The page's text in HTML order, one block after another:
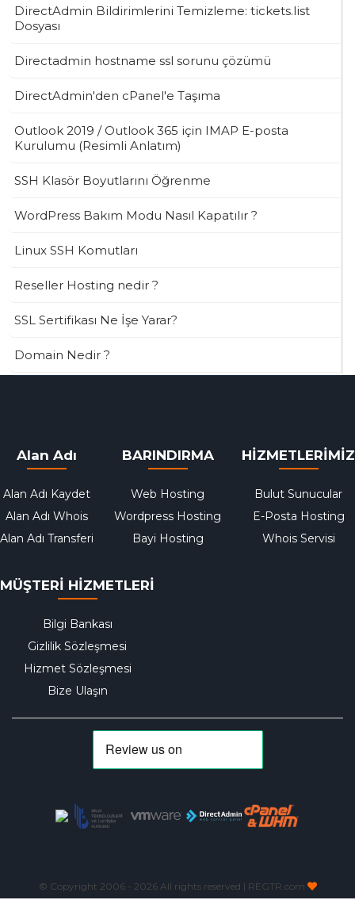
DirectAdmin Bildirimlerini Temizleme: tickets.list
Dosyası
Directadmin hostname ssl sorunu çözümü
DirectAdmin'den cPanel'e Taşıma
Outlook 2019 / Outlook 365 için IMAP E-posta
Kurulumu (Resimli Anlatım)
SSH Klasör Boyutlarını Öğrenme
WordPress Bakım Modu Nasıl Kapatılır ?
Linux SSH Komutları
Reseller Hosting nedir ?
SSL Sertifikası Ne İşe Yarar?
Domain Nedir ?
Alan Adı
Alan Adı Kaydet
Alan Adı Whois
Alan Adı Transferi
BARINDIRMA
Web Hosting
Wordpress Hosting
Bayi Hosting
HİZMETLERİMİZ
Bulut Sunucular
E-Posta Hosting
Whois Servisi
MÜŞTERİ HİZMETLERİ
Bilgi Bankası
Gizlilik Sözleşmesi
Hizmet Sözleşmesi
Bize Ulaşın
© Copyright 2006 - 2026 All rights reserved | REGTR.com